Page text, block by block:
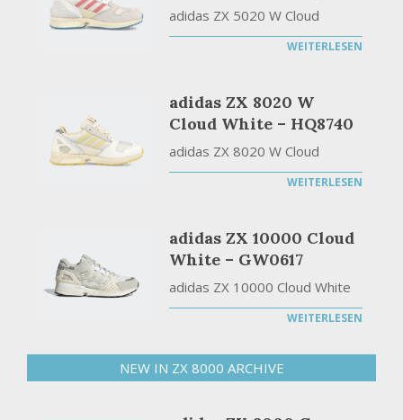
adidas ZX 5020 W Cloud
WEITERLESEN
adidas ZX 8020 W
Cloud White – HQ8740
adidas ZX 8020 W Cloud
WEITERLESEN
adidas ZX 10000 Cloud
White – GW0617
adidas ZX 10000 Cloud White
WEITERLESEN
NEW IN ZX 8000 ARCHIVE